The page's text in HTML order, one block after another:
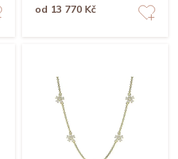
od 13 770 Kč